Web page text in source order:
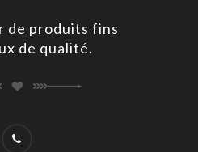
de produits fins
de qualité.